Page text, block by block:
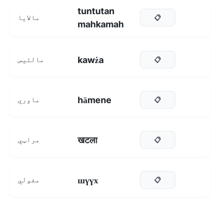
مالایا
tuntutan
mahkamah
📋
مالتیس kawża 📋
ماوري hāmene 📋
مراټي खटला 📋
مغولي шүүх 📋